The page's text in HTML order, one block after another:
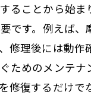
ることから始
です。例えば
修理後には動
ためのメンテ
修復するだけ